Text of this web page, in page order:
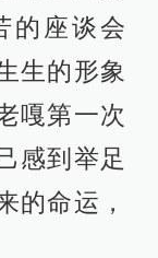
的座谈会
生的形象
嘎第一次
感到举足
的命运，